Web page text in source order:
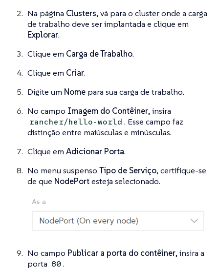
Na página Clusters, vá para o cluster onde a carga
de trabalho deve ser implantada e clique em
Explorar.
Clique em Carga de Trabalho.
Clique em Criar.
Digite um Nome para sua carga de trabalho.
No campo Imagem do Contêiner, insira
rancher/hello-world . Esse campo faz
distinção entre maiúsculas e minúsculas.
Clique em Adicionar Porta.
No menu suspenso Tipo de Serviço, certifique-se
de que NodePortesteja selecionado.
No campo Publicar a porta do contêiner, insira a
porta 80.